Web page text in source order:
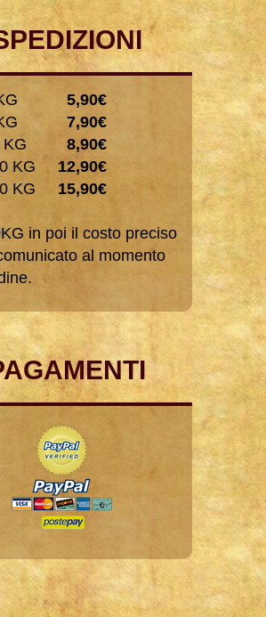
KG 5,90€
KG 7,90€
KG 8,90€
KG 12,90€
KG 15,90€
in poi il costo preciso
al momento